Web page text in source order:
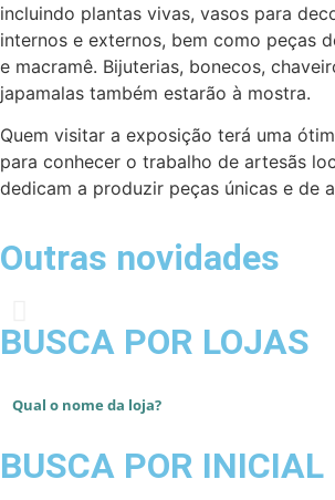
incluindo plantas vivas, vasos para
internos e externos, bem como peças
e macramê. Bijuterias, bonecos,
japamalas também estarão à mostra.
Quem visitar a exposição terá uma
para conhecer o trabalho de artesãs
dedicam a produzir peças únicas e de
Outras novidades
BUSCA POR LOJAS
BUSCA POR INICIAL